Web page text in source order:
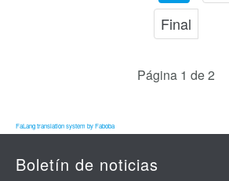
Final
Página 1 de 2
FaLang translation system by Faboba
Boletín de noticias